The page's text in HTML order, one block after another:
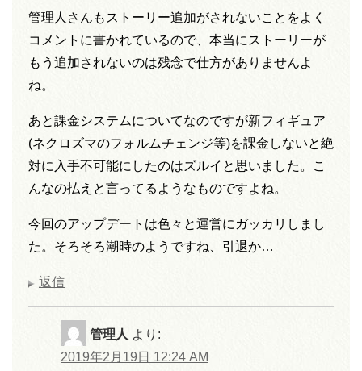
管理人さんもストーリー追加がされないことをよく
コメントに書かれているので、本当にストーリーが
もう追加されないのは残念で仕方がありませんよ
ね。
あと課金システムについてなのですが新フィギュア
(ネクロズマのフォルムチェンジ等)を課金しないと絶
対に入手不可能にしたのはズルイと思いました。こ
んなの払えと言ってるようなものですよね。
今回のアップデートは色々と運営にガッカリしまし
た。そろそろ潮時のようですね、引退か…
返信
管理人 より:
2019年2月19日 12:24 AM